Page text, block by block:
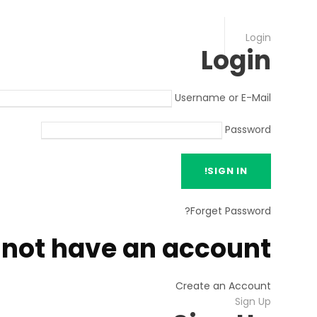
Login
Login
Username or E-Mail
Password
Forget Password
?
have an account
Create an Account
Sign Up